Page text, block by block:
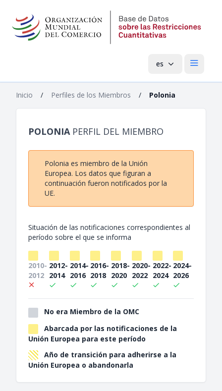
es Menú
Inicio / Perfiles de los Miembros / Polonia
POLONIA PERFIL DEL MIEMBRO
Polonia es miembro de la Unión
Europea. Los datos que figuran a
continuación fueron notificados por la
UE.
Situación de las notificaciones correspondientes al
período sobre el que se informa
2010-
2012
2012-
2014
2014-
2016
2016-
2018
2018-
2020
2020-
2022
2022-
2024
2024-
2026
No era Miembro de la OMC
Abarcada por las notificaciones de la
Unión Europea para este período
Año de transición para adherirse a la
Unión Europea o abandonarla